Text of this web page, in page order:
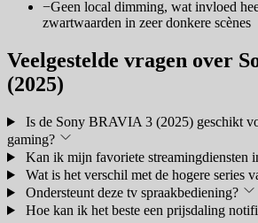
−Geen local dimming, wat invloed
zwartwaarden in zeer donkere scènes
Veelgestelde vragen over
(2025)
Is de Sony BRAVIA 3 (2025) geschikt
gaming?
Kan ik mijn favoriete streamingdiensten
Wat is het verschil met de hogere series
Ondersteunt deze tv spraakbediening?
Hoe kan ik het beste een prijsdaling